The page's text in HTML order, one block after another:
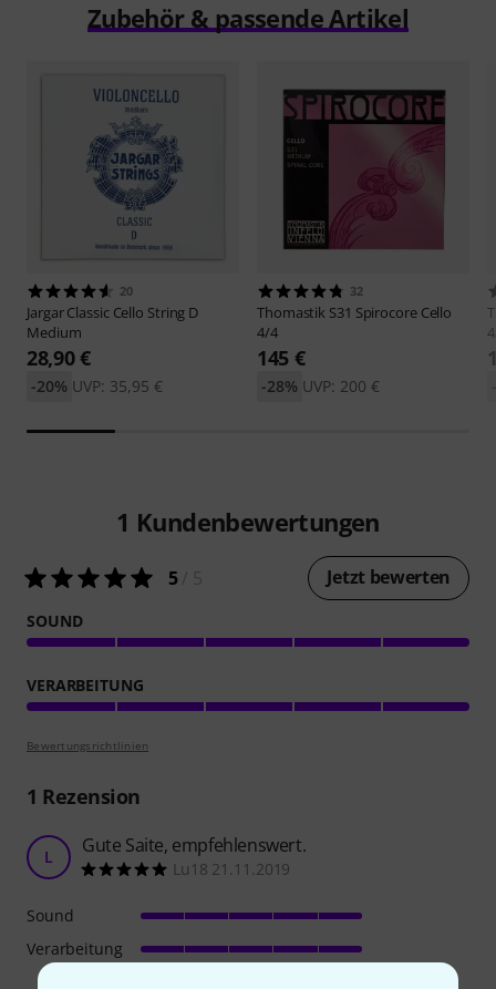
Zubehör & passende Artikel
20
JargarClassic Cello String D
Medium
28,90 €
UVP: 35,95 €
-20%
32
Thomastik S31 Spirocore Cello
4/4
145 €
UVP: 200 €
-28%
1 Kundenbewertungen
5/ 5 Jetzt bewerten
SOUND
VERARBEITUNG
Bewertungsrichtlinien
1 Rezension
L Gute Saite, empfehlenswert.
Lu18 21.11.2019
Sound
Verarbeitung